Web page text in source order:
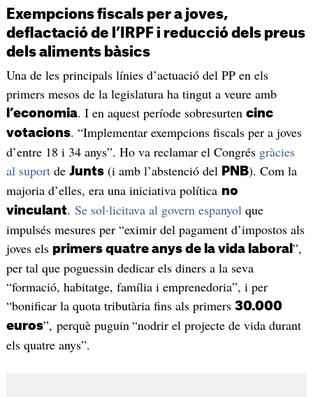
Exempcions fiscals per a joves,
deflactació de l’IRPF i reducció dels preus
dels aliments bàsics
Una de les principals línies d’actuació del PP en els
primers mesos de la legislatura ha tingut a veure amb
l’economia. I en aquest període sobresurten cinc
votacions. “Implementar exempcions fiscals per a joves
d’entre 18 i 34 anys”. Ho va reclamar el Congrés gràcies
al suportde Junts(i amb l’abstenció del PNB). Com la
majoria d’elles, era una iniciativa política no
vinculant. Se sol·licitava al govern espanyolque
impulsés mesures per “eximir del pagament d’impostos als
joves els primers quatre anys de la vida laboral ”,
per tal que poguessin dedicar els diners a la seva
“formació, habitatge, família i emprenedoria”, i per
“bonificar la quota tributària fins als primers 30.000
euros”, perquè puguin“nodrir el projecte de vida durant
els quatre anys”.